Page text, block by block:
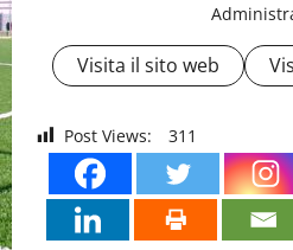
Visita il sito web
Post Views: 311